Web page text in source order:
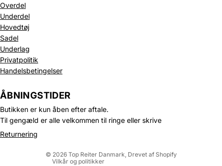
Overdel
Underdel
Hovedtøj
Sadel
Underlag
Privatpolitik
Handelsbetingelser
ÅBNINGSTIDER
Butikken er kun åben efter aftale.
Til gengæld er alle velkommen til ringe eller skrive
Returnering
© 2026 Top Reiter Danmark , Drevet af Shopify
Vilkår og politikker
Politik om beskyttelse af persondata
Refusionspolitik
Leveringspolitik